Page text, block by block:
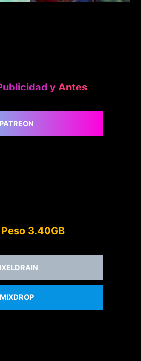
y Antes
PATREON
3.40GB
MIXDROP